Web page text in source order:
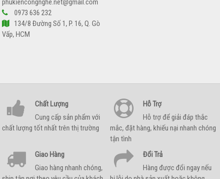
phukiencongnghe.net@gmail.com
0973 636 232
134/8 Đường Số 1, P. 16, Q. Gò
Vấp, HCM
Chất Lượng
Cung cấp sản phẩm với
chất lượng tốt nhất trên thị trường
Hỗ Trợ
Hỗ trợ để giải đáp thắc
mắc, đặt hàng, khiếu nại nhanh chóng
tận tình
Giao Hàng
Giao hàng nhanh chóng,
Đổi Trả
Hàng được đổi ngay nếu